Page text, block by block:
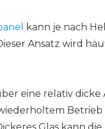
kann je nach
Ansatz wird
eine relativ